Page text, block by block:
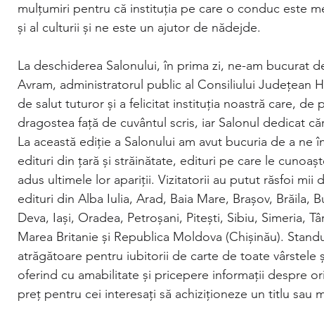
mulțumiri pentru că instituția pe care o conduc este
și al culturii și ne este un ajutor de nădejde.
La deschiderea Salonului, în prima zi, ne-am bucurat
Avram, administratorul public al Consiliului Județean
de salut tuturor și a felicitat instituția noastră care, de
dragostea față de cuvântul scris, iar Salonul dedicat
La această ediție a Salonului am avut bucuria de a ne
edituri din țară și străinătate, edituri pe care le
adus ultimele lor apariții. Vizitatorii au putut răsfoi mii
edituri din Alba Iulia, Arad, Baia Mare, Brașov, Brăila,
Deva, Iași, Oradea, Petroșani, Pitești, Sibiu, Simeria,
Marea Britanie și Republica Moldova (Chișinău).
atrăgătoare pentru iubitorii de carte de toate vârstele
oferind cu amabilitate și pricepere informații despre
preț pentru cei interesați să achiziționeze un titlu sau